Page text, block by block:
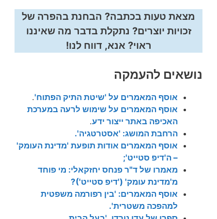
מצאת טעות בכתבה? הבחנת בהפרה של
זכויות יוצרים? נתקלת בדבר מה שאיננו
ראוי? אנא, דווח לנו!
נושאים להעמקה
אוסף המאמרים על 'שיטת התיק הפתוח'.
אוסף המאמרים על שימוש לרעה במערכת
האכיפה באתר ייצור ידע.
הרחבת המושג: 'אסטרטגיה'.
אוסף המאמרים אודות תופעת 'מדינת העומק'
– ה'דיפ סטייט';
מאמרו של ד"ר פנחס יחזקאלי: מי פוחד
מ'מדינת עומק' ('דיפ סטייט')?
אוסף המאמרים: 'בין רפורמה משפטית
למהפכה משטרית'.